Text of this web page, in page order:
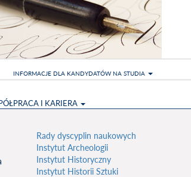
I KARIERA
INFORMACJE DLA KANDYDATÓW NA STUDIA
Rady dyscyplin naukowych
Instytut Archeologii
Instytut Historyczny
Instytut Historii Sztuki